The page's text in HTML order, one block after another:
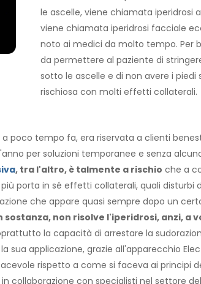
le ascelle, viene chiamata iperidrosi
viene chiamata iperidrosi facciale
noto ai medici da molto tempo. Per
da permettere al paziente di
sotto le ascelle e di non avere i
rischiosa con molti effetti collaterali.
poco tempo fa, era riservata a clienti
per soluzioni temporanee e senza
, tra l'altro, è talmente a rischio che a
porta in sé effetti collaterali, quali disturbi
che appare quasi sempre dopo un
sostanza, non risolve l'iperidrosi, anzi, a
la capacità di arrestare la
sua applicazione, grazie all'apparecchio
rispetto a come si faceva ai principi
collaborazione con specialisti nel settore